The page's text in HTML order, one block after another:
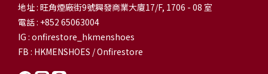
地址 : 旺角煙廠街9號興發商業大廈17/F, 1706 - 08 室
電話 : +852 65063004
IG : onfirestore_hkmenshoes
FB : HKMENSHOES / Onfirestore